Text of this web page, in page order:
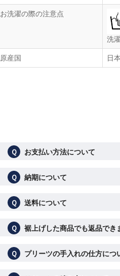
お洗濯の際の注意点
洗
原産国 日本
Ｑ お支払い方法について
Ｑ 納期について
Ｑ 送料について
Ｑ 裾上げした商品でも返品でき
Ｑ プリーツの手入れの仕方につ